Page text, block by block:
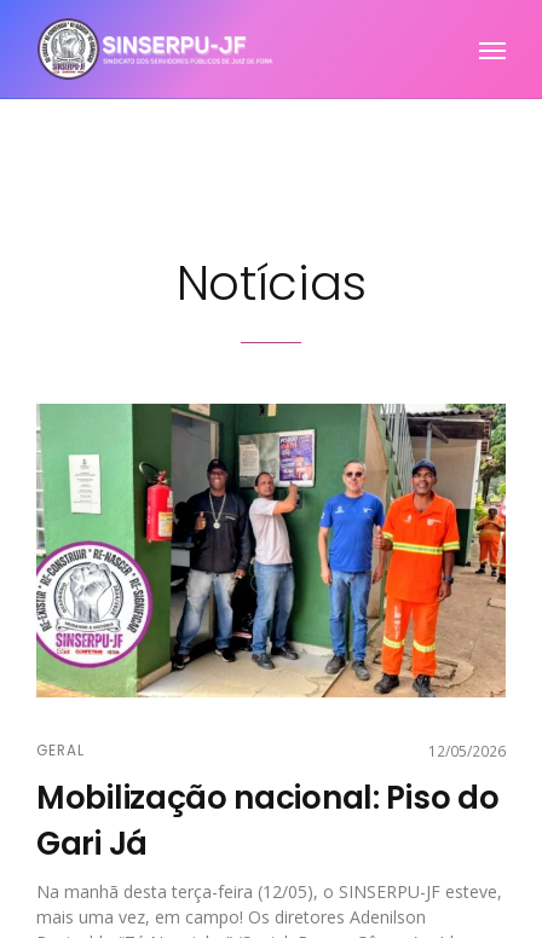
Notícias
GERAL 12/05/2026
Mobilização nacional: Piso do
Gari Já
Na manhã desta terça-feira (12/05), o SINSERPU-JF esteve,
mais uma vez, em campo! Os diretores Adenilson